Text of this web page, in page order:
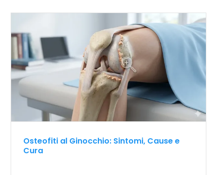
Osteofiti al Ginocchio: Sintomi, Cause e
Cura